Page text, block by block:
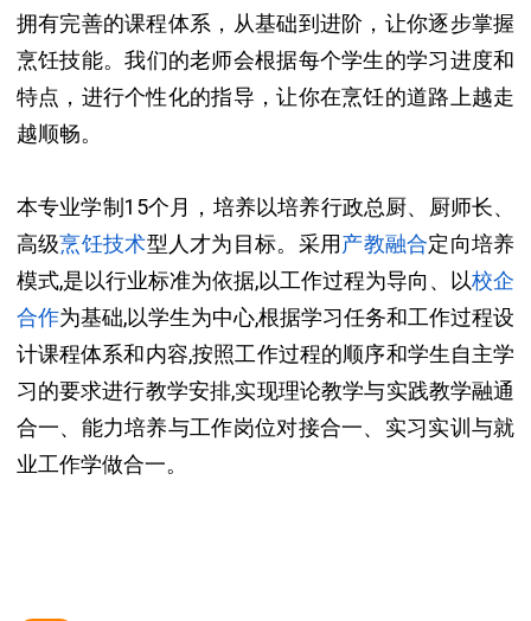
拥有完善的课程体系，从基础到进阶，让你逐步掌握
烹饪技能。我们的老师会根据每个学生的学习进度和
特点，进行个性化的指导，让你在烹饪的道路上越走
越顺畅。
本专业学制15个月，培养以培养行政总厨、厨师长、
高级烹饪技术型人才为目标。采用产教融合定向培养
模式,是以行业标准为依据,以工作过程为导向、以校企
合作为基础,以学生为中心,根据学习任务和工作过程设
计课程体系和内容,按照工作过程的顺序和学生自主学
习的要求进行教学安排,实现理论教学与实践教学融通
合一、能力培养与工作岗位对接合一、实习实训与就
业工作学做合一。